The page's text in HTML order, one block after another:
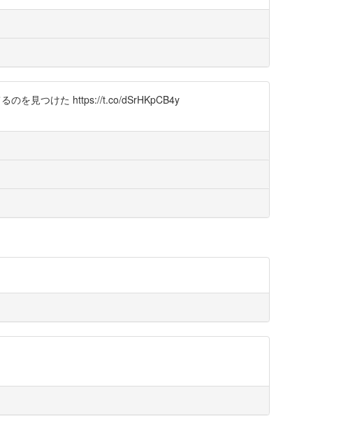
のを見つけた https://t.co/dSrHKpCB4y